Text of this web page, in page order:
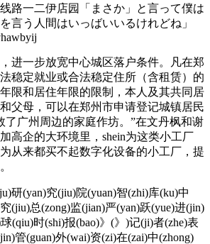
路一二伊店园「まさか」と言って僕は
言う人間はいっばいいるけれどね」
一步放宽中心城区落户条件。凡在郑
稳定就业或合法稳定住所（含租赁）的
限和居住年限的限制，本人及其共同居
父母，可以在郑州市申请登记城镇居民
广州周边的家庭作坊。”在文丹枫和谢
高企的大环境里，shein为这类小工厂
从来都买不起数字化设备的小工厂，提
究(jiu)院(yuan)智(zhi)库(ku)中
(jiu)总(zong)监(jian)严(yan)跃(yue)进(jin)
(qiu)时(shi)报(bao)》(》)记(ji)者(zhe)表
管(guan)外(wai)资(zi)在(zai)中(zhong)